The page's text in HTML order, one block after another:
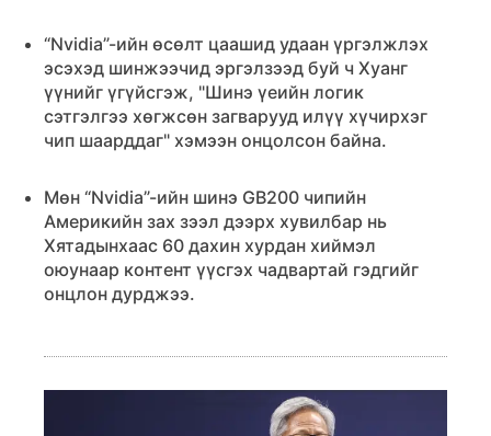
“Nvidia”-ийн өсөлт цаашид удаан үргэлжлэх
эсэхэд шинжээчид эргэлзээд буй ч Хуанг
үүнийг үгүйсгэж, "Шинэ үеийн логик
сэтгэлгээ хөгжсөн загварууд илүү хүчирхэг
чип шаарддаг" хэмээн онцолсон байна.
Мөн “Nvidia”-ийн шинэ GB200 чипийн
Америкийн зах зээл дээрх хувилбар нь
Хятадынхаас 60 дахин хурдан хиймэл
оюунаар контент үүсгэх чадвартай гэдгийг
онцлон дурджээ.